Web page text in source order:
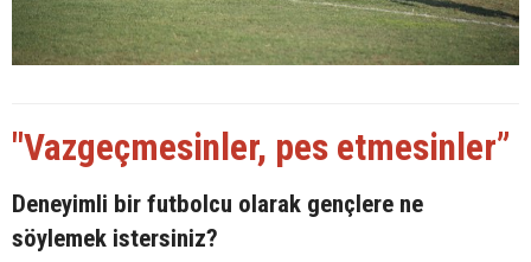
"Vazgeçmesinler, pes etmesinler”
Deneyimli bir futbolcu olarak gençlere ne
söylemek istersiniz?